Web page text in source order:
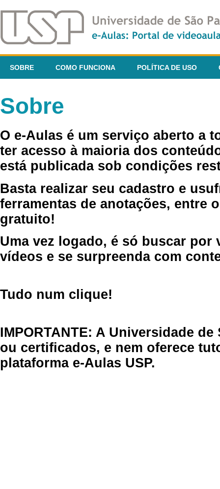
SOBRE COMO FUNCIONA POLÍTICA DE USO
Sobre
O e-Aulas é um serviço aberto a
ter acesso à maioria dos
está publicada sob condições
Basta realizar seu cadastro e
ferramentas de anotações, entre
gratuito!
Uma vez logado, é só buscar por
vídeos e se surpreenda com
Tudo num clique!
IMPORTANTE: A Universidade
ou certificados, e nem oferece
plataforma e-Aulas USP.